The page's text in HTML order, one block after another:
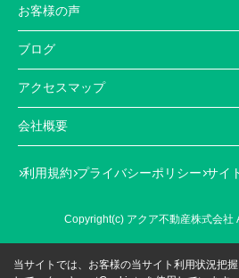
お客様の声
ブログ
アクセスマップ
会社概要
利用規約 プライバシーポリシー サイ
Copyright(c) アクア不動産株式会社
当サイトでは、お客様の当サイト利用状況把